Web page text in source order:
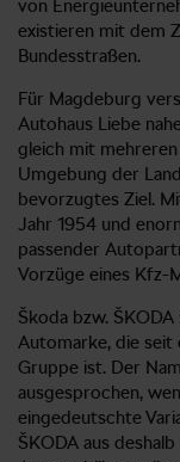
von
existieren mit dem
Bundesstraßen.
Für Magdeburg
Autohaus Liebe
gleich mit
Umgebung der
bevorzugtes Ziel.
Jahr 1954 und
passender
Vorzüge eines Kfz-
Škoda bzw.
Automarke, die seit
Gruppe ist. Der
ausgesprochen,
eingedeutschte
ŠKODA aus